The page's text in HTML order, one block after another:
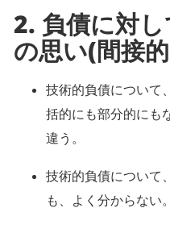
2. 負債に対
の思い(間接
技術的負債について
括的にも部分的にも
違う。
技術的負債について
も、よく分からない